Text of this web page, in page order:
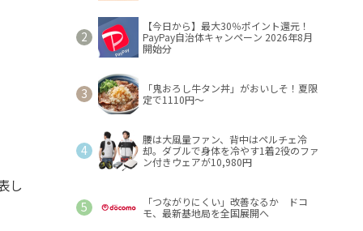
し
【今日から】最大30％ポイント還元！
PayPay自治体キャンペーン 2026年8月
開始分
「鬼おろし牛タン丼」がおいしそ！夏限
定で1110円～
腰は大風量ファン、背中はペルチェ冷
却。ダブルで身体を冷やす1着2役のファ
ン付きウェアが10,980円
「つながりにくい」改善なるか ドコ
モ、最新基地局を全国展開へ